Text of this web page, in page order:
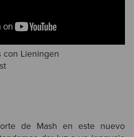
con Lieningen
de Mash en este nuevo